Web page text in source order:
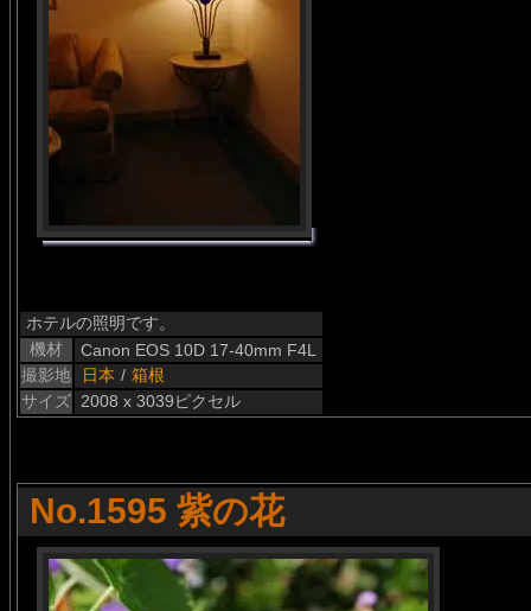
ホテルの照明です。
機材
Canon EOS 10D 17-40mm F4L
撮影地
日本 / 箱根
サイズ 2008 x 3039ピクセル
No.1595 紫の花